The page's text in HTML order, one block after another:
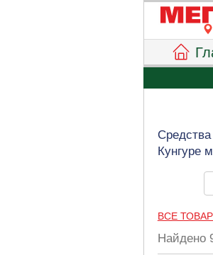
Кунгуре
ВСЕ
Найдено